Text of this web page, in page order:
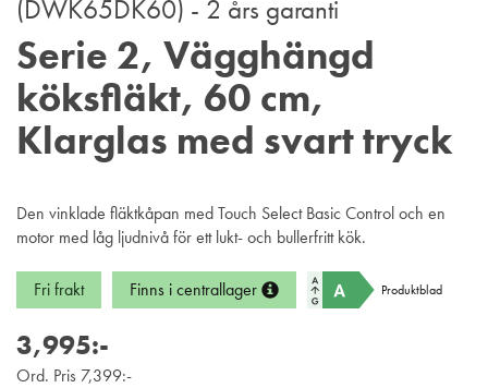
(DWK65DK60) - 2 års garanti
Serie 2, Vägghängd
köksfläkt, 60 cm,
Klarglas med svart tryck
Den vinklade fläktkåpan med Touch Select Basic Control och en
motor med låg ljudnivå för ett lukt- och bullerfritt kök.
Fri frakt Finns i centrallager Produktblad
3,995:-
Ord. Pris 7,399:-